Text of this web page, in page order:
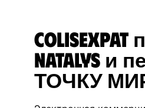
ColisExpat
Natalys и
ТОЧКУ